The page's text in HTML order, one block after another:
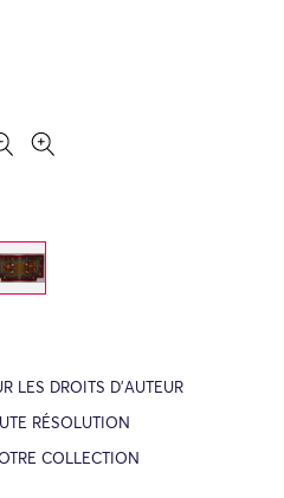
LES DROITS D’AUTEUR
RÉSOLUTION
COLLECTION